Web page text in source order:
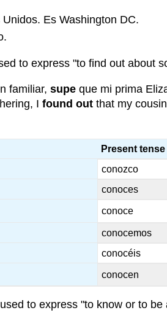
Es Washington DC.
to express "to find out about
familiar, supe que mi prima
I found outthat my
Present tense
conozco
conoces
conoce
conocemos
conocéis
conocen
to express "to know or to